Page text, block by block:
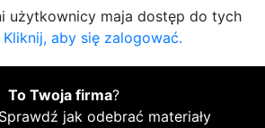
użytkownicy maja dostęp do tych
Kliknij, aby się zalogować.
To Twoja firma?
Sprawdź jak odebrać materiały